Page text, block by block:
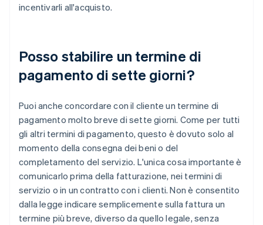
incentivarli all'acquisto.
Posso stabilire un termine di
pagamento di sette giorni?
Puoi anche concordare con il cliente un termine di
pagamento molto breve di sette giorni. Come per tutti
gli altri termini di pagamento, questo è dovuto solo al
momento della consegna dei beni o del
completamento del servizio. L'unica cosa importante è
comunicarlo prima della fatturazione, nei termini di
servizio o in un contratto con i clienti. Non è consentito
dalla legge indicare semplicemente sulla fattura un
termine più breve, diverso da quello legale, senza